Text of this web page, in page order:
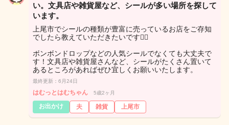
い。文具店や雑貨屋など、シールが多い場所を探して
います。
上尾市でシールの種類が豊富に売っているお店をご存知
でしたら教えていただきたいです🙇‍♀️
ボンボンドロップなどの人気シールでなくても大丈夫で
す！文具店や雑貨屋さんなど、シールがたくさん置いて
あるところがあればぜひ宜しくお願いいたします。
最終更新：6月24日
はむっとはむちゃん 5歳2ヶ月
お出かけ 夫 雑貨 上尾市